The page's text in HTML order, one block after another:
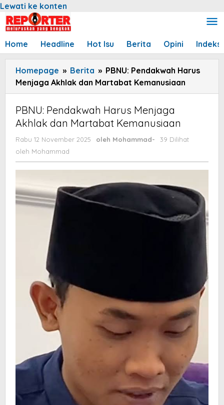
Lewati ke konten
Home Headline Hot Isu Berita Opini Indeks
Homepage » Berita » PBNU: Pendakwah Harus
Menjaga Akhlak dan Martabat Kemanusiaan
PBNU: Pendakwah Harus Menjaga
Akhlak dan Martabat Kemanusiaan
Rabu 12 November 2025 oleh Mohammad-
39 Dilihat
oleh Mohammad